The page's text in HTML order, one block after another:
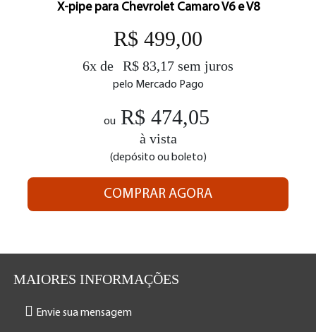
X-pipe para Chevrolet Camaro V6 e V8
R$ 499,00
6x de R$ 83,17 sem juros
pelo Mercado Pago
ou R$ 474,05
à vista
(depósito ou boleto)
COMPRAR AGORA
MAIORES INFORMAÇÕES
Envie sua mensagem